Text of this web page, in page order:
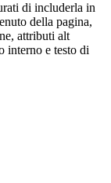
di includerla in
della pagina,
attributi alt
interno e testo di